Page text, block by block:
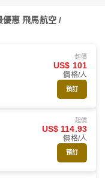
優惠 飛馬航空 /
起價
US$ 101
價格/人
預訂
起價
US$ 114.93
價格/人
預訂